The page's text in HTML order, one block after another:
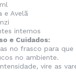
e Avelã
internos
e Cuidados:
no frasco para que
no ambiente.
vire as